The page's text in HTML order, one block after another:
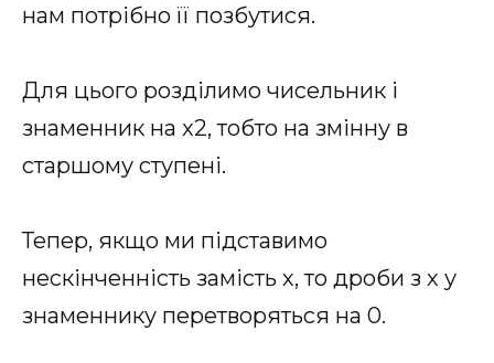
нам потрібно її позбутися.
Для цього розділимо чисельник і
знаменник на x2, тобто на змінну в
старшому ступені.
Тепер, якщо ми підставимо
нескінченність замість х, то дроби з х у
знаменнику перетворяться на 0.